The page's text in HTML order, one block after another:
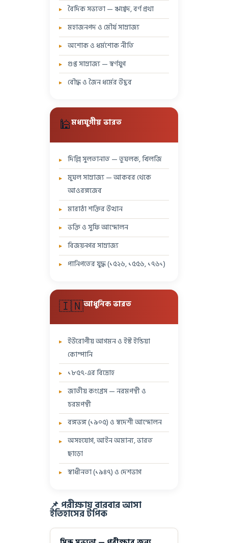
বৈদিক সভ্যতা — ঋগ্বেদ, বর্ণ প্রথা
মহাজনপদ ও মৌর্য সাম্রাজ্য
অশোক ও ধর্মশোক নীতি
গুপ্ত সাম্রাজ্য — স্বর্ণযুগ
বৌদ্ধ ও জৈন ধর্মের উদ্ভব
🕌মধ্যযুগীয় ভারত
দিল্লি সুলতানাত — তুঘলক, খিলজি
মুঘল সাম্রাজ্য — আকবর থেকে
আওরঙ্গজেব
মারাঠা শক্তির উত্থান
ভক্তি ও সুফি আন্দোলন
বিজয়নগর সাম্রাজ্য
পানিপতের যুদ্ধ (১৫২৬, ১৫৫৬, ১৭৬১)
🇮🇳আধুনিক ভারত
ইউরোপীয় আগমন ও ইস্ট ইন্ডিয়া
কোম্পানি
১৮৫৭-এর বিদ্রোহ
জাতীয় কংগ্রেস — নরমপন্থী ও
চরমপন্থী
বঙ্গভঙ্গ (১৯০৫) ও স্বদেশী আন্দোলন
অসহযোগ, আইন অমান্য, ভারত
ছাড়ো
স্বাধীনতা (১৯৪৭) ও দেশভাগ
📌 পরীক্ষায় বারবার আসা
ইতিহাসের টপিক